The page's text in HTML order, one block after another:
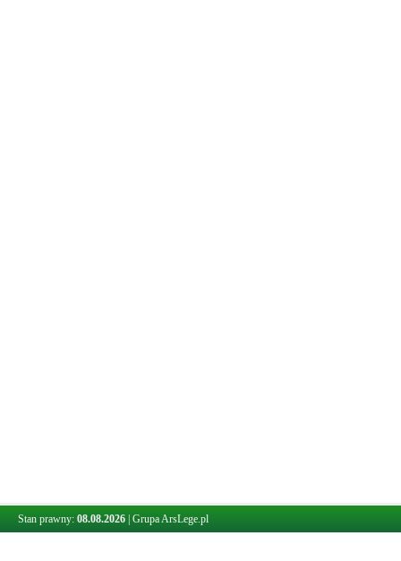
Stan prawny: 08.08.2026 Grupa ArsLege.pl